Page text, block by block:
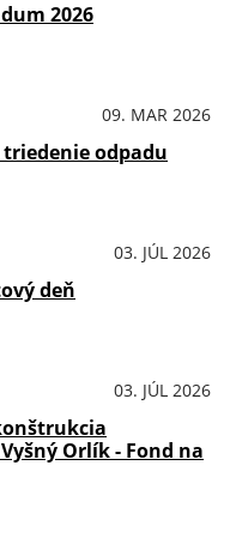
2026
09. MAR 2026
triedenie odpadu
03. JÚL 2026
deň
03. JÚL 2026
Orlík - Fond na